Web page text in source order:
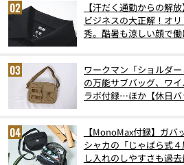
【汗だく通勤からの解
ビジネスの大正解！オ
秀。酷暑も涼しい顔で
ワークマン「ショルダ
の万能サブバッグ、ワ
ラボ付録…ほか【休日
【MonoMax付録】ガバ
シャカの「じゃばら式
し入れのしやすさも過